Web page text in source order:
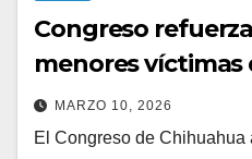
Congreso
menores víctimas
MARZO 10, 2026
El Congreso de Chihuahua